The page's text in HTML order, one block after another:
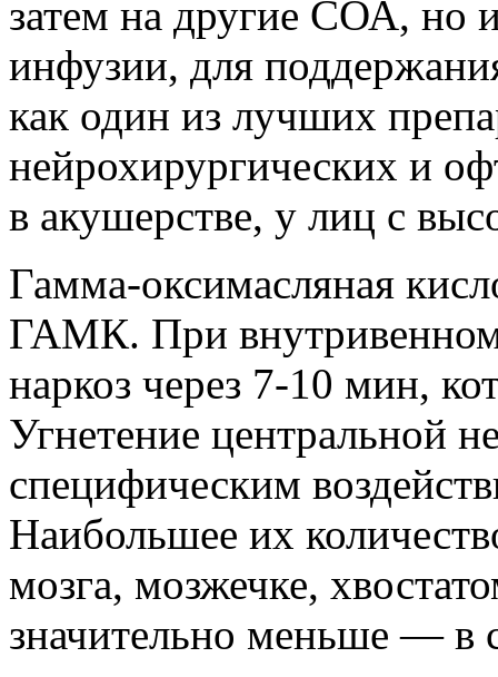
затем на другие СОА, но
инфузии, для
как один из лучших
нейрохирургических и
в акушерстве, у лиц с
Гамма-оксимасляная
ГАМК. При
наркоз через 7-10 мин,
Угнетение центральной
специфическим
Наибольшее их
мозга, мозжечке,
значительно меньше — в